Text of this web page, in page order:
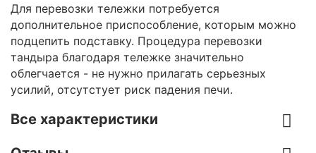
Для перевозки тележки потребуется
дополнительное приспособление, которым можно
подцепить подставку. Процедура перевозки
тандыра благодаря тележке значительно
облегчается - не нужно прилагать серьезных
усилий, отсутстует риск падения печи.
Все характеристики